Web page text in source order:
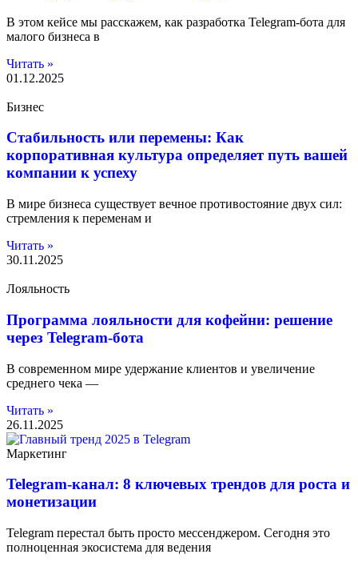
В этом кейсе мы расскажем, как разработка Telegram-бота для
малого бизнеса в
Читать »
01.12.2025
Бизнес
Стабильность или перемены: Как
корпоративная культура определяет путь вашей
компании к успеху
В мире бизнеса существует вечное противостояние двух сил:
стремления к переменам и
Читать »
30.11.2025
Лояльность
Программа лояльности для кофейни: решение
через Telegram-бота
В современном мире удержание клиентов и увеличение
среднего чека —
Читать »
26.11.2025
Маркетинг
Telegram-канал: 8 ключевых трендов для роста и
монетизации
Telegram перестал быть просто мессенджером. Сегодня это
полноценная экосистема для ведения